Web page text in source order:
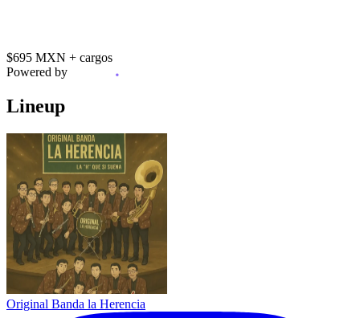
$695 MXN + cargos
Powered by
Lineup
Original Banda la Herencia